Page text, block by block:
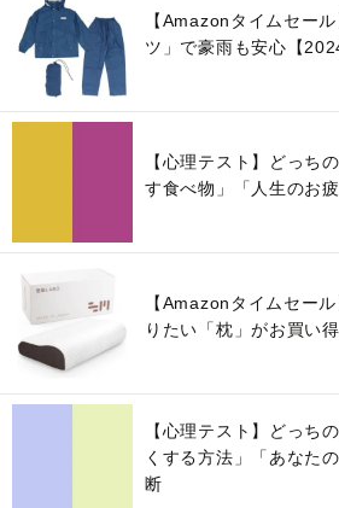
【Amazonタイムセー
ツ」で豪雨も安心【
【心理テスト】どっち
す食べ物」「人生のお
【Amazonタイムセー
りたい「枕」がお買い
【心理テスト】どっち
くする方法」「あなた
断